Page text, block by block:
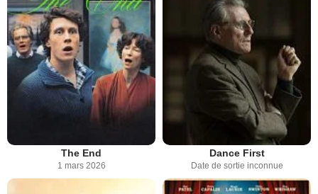
The End
1 mars 2026
Dance First
Date de sortie inconnue